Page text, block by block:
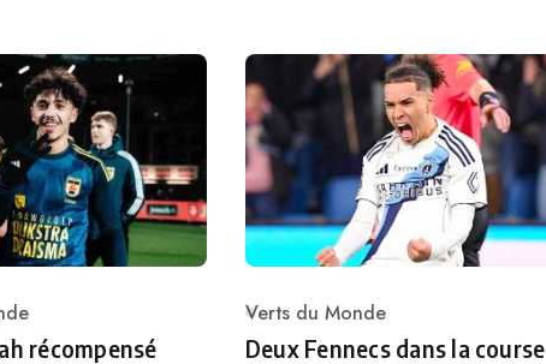
récompensé
Category
Verts du Monde
Deux Fennecs dans la course